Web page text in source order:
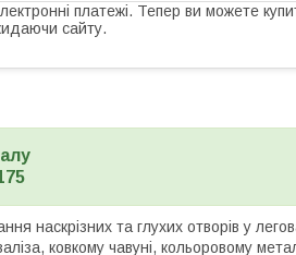
платежі. Тепер ви можете
сайту.
наскрізних та глухих отворів у
ковкому чавуні, кольоровому